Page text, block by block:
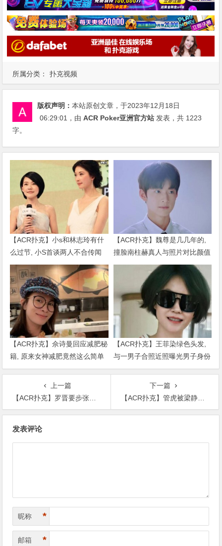
所属分类： 扑克视频
版权声明：本站原创文章，于2023年12月18日
06:29:01 ，由ACR Poker亚洲官方站 发表，共 1223
字。
【ACR扑克】小s和林志玲有什
么过节, 小S首谈两人不合传闻
说了什么
【ACR扑克】魏尊是几几年的,
撞脸南柱赫真人与照片对比颜值
被质疑
【ACR扑克】佘诗曼回应减肥秘
籍, 原来女神减肥竟然这么简单
【ACR扑克】王菲染绿色头发,
与一男子合照近照曝光男子身份
被扒出
上一篇
【ACR扑克】罗晋要步张丹峰后尘？被扒与助理关系亲密挽手打闹丝毫不避嫌！
下一篇
【ACR扑克】管虎被梁静和马伊琍同时喜欢，梁静成最终赢家
发表评论
昵称 *
邮箱 *